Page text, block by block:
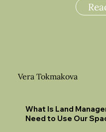
What Is Land
Need to Use Our
Vera Tokmakova